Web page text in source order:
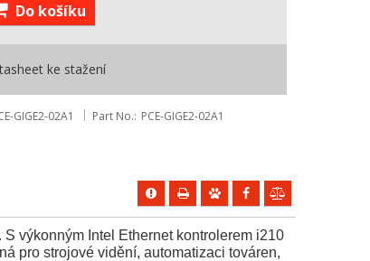
Do košíku
ke stažení
GIGE2-02A1 Part No. PCE-GIGE2-02A1
výkonným Intel Ethernet kontrolerem i210
pro strojové vidění, automatizaci továren,